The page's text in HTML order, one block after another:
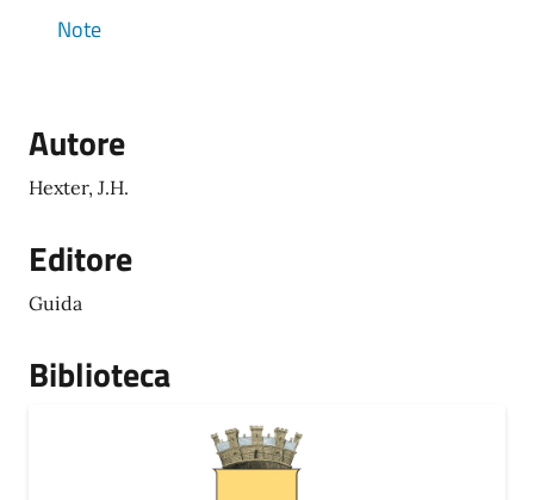
Note
Autore
Hexter, J.H.
Editore
Guida
Biblioteca